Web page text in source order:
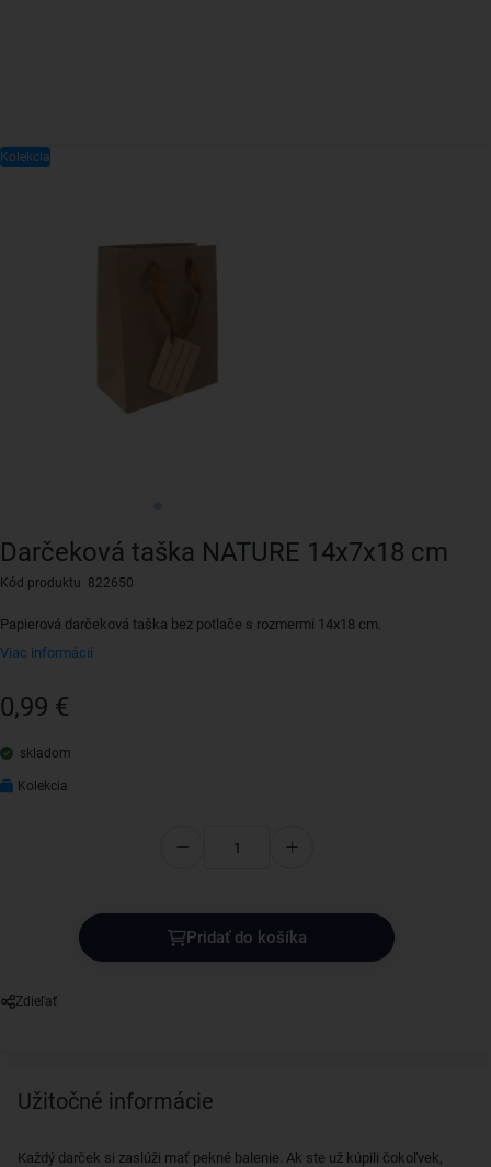
Darčeková taška NATURE 14x7x18 cm
Kód produktu 822650
Papierová darčeková taška bez potlače s rozmermi 14x18 cm.
Viac informácií
0,99 €
skladom
Kolekcia
Pridať do košíka
Zdieľať
Kolekcia
Užitočné informácie
Každý darček si zaslúži mať pekné balenie. Ak ste už kúpili čokoľvek,